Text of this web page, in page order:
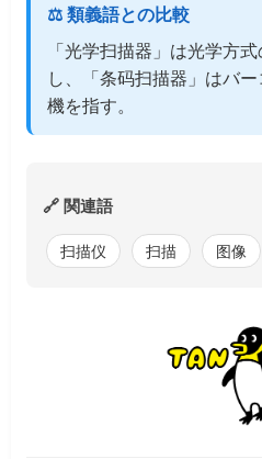
⚖️ 類義語との比較
「光学扫描器」は光学方
し、「条码扫描器」はバ
機を指す。
🔗 関連語
扫描仪 扫描 图像